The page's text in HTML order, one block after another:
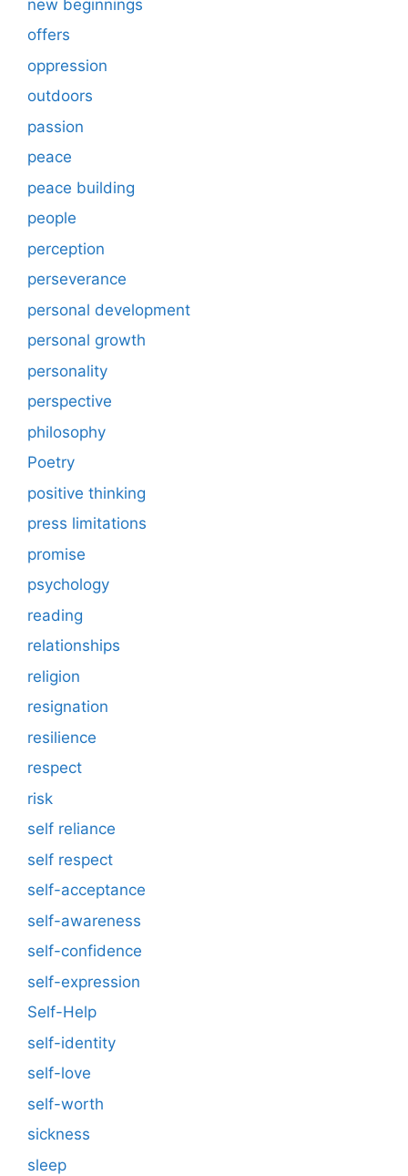
new beginnings
offers
oppression
outdoors
passion
peace
peace building
people
perception
perseverance
personal development
personal growth
personality
perspective
philosophy
Poetry
positive thinking
press limitations
promise
psychology
reading
relationships
religion
resignation
resilience
respect
risk
self reliance
self respect
self-acceptance
self-awareness
self-confidence
self-expression
Self-Help
self-identity
self-love
self-worth
sickness
sleep